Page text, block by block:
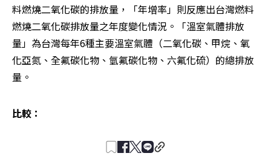
料燃燒二氧化碳的排放量，「年增率」則反應出台灣燃料
燃燒二氧化碳排放量之年度變化情況。「溫室氣體排放
量」為台灣每年6種主要溫室氣體（二氧化碳、甲烷、氧
化亞氮、全氟碳化物、氫氟碳化物、六氟化硫）的總排放
量。
比較：